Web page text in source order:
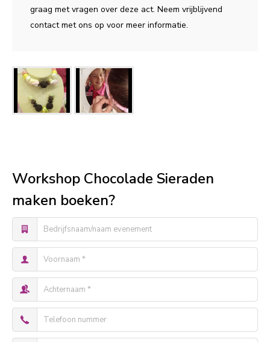
graag met vragen over deze act. Neem vrijblijvend
contact met ons op voor meer informatie.
Workshop Chocolade Sieraden
maken boeken?